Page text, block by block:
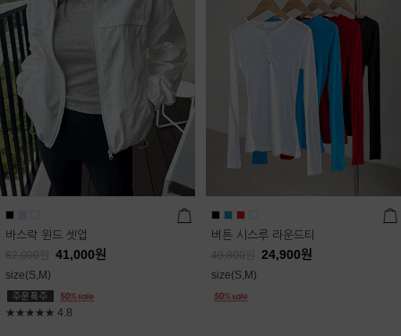
바스락 윈드 셋업
82,000 41,000원
size(S,M)
★★★★★ 4.8
버튼 시스루 라운드티
49,800 24,900원
size(S,M)